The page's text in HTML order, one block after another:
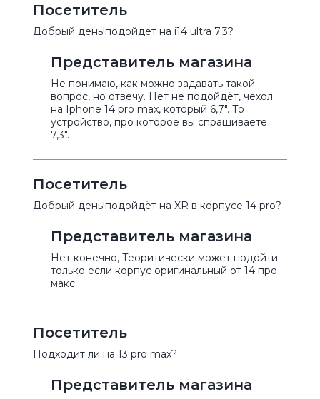
Посетитель
Добрый день!подойдет на i14 ultra 7.3?
Представитель магазина
Не понимаю, как можно задавать такой
вопрос, но отвечу. Нет не подойдёт, чехол
на Iphone 14 pro max, который 6,7". То
устройство, про которое вы спрашиваете
7,3".
Посетитель
Добрый день!подойдёт на XR в корпусе 14 pro?
Представитель магазина
Нет конечно, Теоритически может подойти
только если корпус оригинальный от 14 про
макс
Посетитель
Подходит ли на 13 pro max?
Представитель магазина